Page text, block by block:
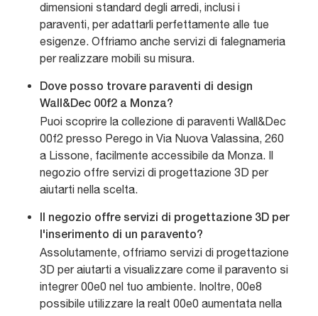
dimensioni standard degli arredi, inclusi i
paraventi, per adattarli perfettamente alle tue
esigenze. Offriamo anche servizi di falegnameria
per realizzare mobili su misura.
Dove posso trovare paraventi di design
Wall&Dec 00f2 a Monza?
Puoi scoprire la collezione di paraventi Wall&Dec
00f2 presso Perego in Via Nuova Valassina, 260
a Lissone, facilmente accessibile da Monza. Il
negozio offre servizi di progettazione 3D per
aiutarti nella scelta.
Il negozio offre servizi di progettazione 3D per
l'inserimento di un paravento?
Assolutamente, offriamo servizi di progettazione
3D per aiutarti a visualizzare come il paravento si
integrer 00e0 nel tuo ambiente. Inoltre, 00e8
possibile utilizzare la realt 00e0 aumentata nella